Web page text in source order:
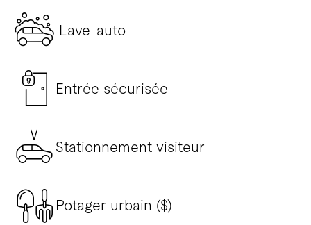
Lave-auto
Entrée sécurisée
Stationnement visiteur
Potager urbain ($)